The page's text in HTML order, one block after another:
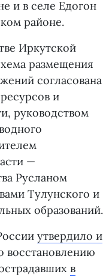
и в селе Едогон
районе.
Иркутской
размещения
согласована
и
руководством
—
Русланом
Тулунского и
образований.
утвердило и
восстановлению
в